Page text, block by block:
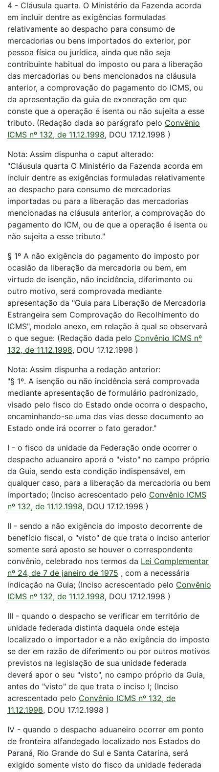
4 - Cláusula quarta. O Ministério da Fazenda acorda
em incluir dentre as exigências formuladas
relativamente ao despacho para consumo de
mercadorias ou bens importados do exterior, por
pessoa física ou jurídica, ainda que não seja
contribuinte habitual do imposto ou para a liberação
das mercadorias ou bens mencionados na cláusula
anterior, a comprovação do pagamento do ICMS, ou
da apresentação da guia de exoneração em que
conste que a operação é isenta ou não sujeita a esse
tributo. (Redação dada ao parágrafo pelo Convênio
ICMS nº 132, de 11.12.1998, DOU 17.12.1998 )
Nota: Assim dispunha o caput alterado:
"Cláusula quarta O Ministério da Fazenda acorda em
incluir dentre as exigências formuladas relativamente
ao despacho para consumo de mercadorias
importadas ou para a liberação das mercadorias
mencionadas na cláusula anterior, a comprovação do
pagamento do ICM, ou de que a operação é isenta ou
não sujeita a esse tributo."
§ 1º A não exigência do pagamento do imposto por
ocasião da liberação da mercadoria ou bem, em
virtude de isenção, não incidência, diferimento ou
outro motivo, será comprovada mediante
apresentação da "Guia para Liberação de Mercadoria
Estrangeira sem Comprovação do Recolhimento do
ICMS", modelo anexo, em relação à qual se observará
o que segue: (Redação dada pelo Convênio ICMS nº
132, de 11.12.1998, DOU 17.12.1998 )
Nota: Assim dispunha a redação anterior:
"§ 1º. A isenção ou não incidência será comprovada
mediante apresentação de formulário padronizado,
visado pelo fisco do Estado onde ocorra o despacho,
encaminhando-se uma das vias desse documento ao
Estado onde irá ocorrer o fato gerador."
I - o fisco da unidade da Federação onde ocorrer o
despacho aduaneiro aporá o "visto" no campo próprio
da Guia, sendo esta condição indispensável, em
qualquer caso, para a liberação da mercadoria ou bem
importado; (Inciso acrescentado pelo Convênio ICMS
nº 132, de 11.12.1998, DOU 17.12.1998 )
II - sendo a não exigência do imposto decorrente de
benefício fiscal, o "visto" de que trata o inciso anterior
somente será aposto se houver o correspondente
convênio, celebrado nos termos da Lei Complementar
nº 24, de 7 de janeiro de 1975 , com a necessária
indicação na Guia; (Inciso acrescentado pelo Convênio
ICMS nº 132, de 11.12.1998, DOU 17.12.1998 )
III - quando o despacho se verificar em território de
unidade federada distinta daquela onde esteja
localizado o importador e a não exigência do imposto
se der em razão de diferimento ou por outros motivos
previstos na legislação de sua unidade federada
deverá apor o seu "visto", no campo próprio da Guia,
antes do "visto" de que trata o inciso I; (Inciso
acrescentado pelo Convênio ICMS nº 132, de
11.12.1998, DOU 17.12.1998 )
IV - quando o despacho aduaneiro ocorrer em ponto
de fronteira alfandegado localizado nos Estados do
Paraná, Rio Grande do Sul e Santa Catarina, será
exigido somente visto do fisco da unidade federada